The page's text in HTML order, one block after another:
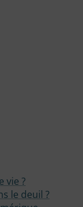
vie ?
le deuil ?